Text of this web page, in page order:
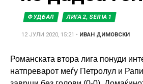
ФУДБАЛ ЛИГА 2, SERIA 1
12 ЈУЛИ 2020, 15:21 • ИВАН ДИМОВСКИ
Романската втора лига понуди
натпреварот меѓу Петролул и